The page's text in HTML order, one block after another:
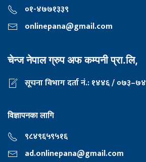
०१-४७७१३३९
onlinepana@gmail.com
चेन्ज नेपाल ग्रुप अफ कम्पनी प्रा.लि,
सूचना विभाग दर्ता नं.: १४४६ / ०७३–७४
विज्ञापनका लागि
९८४९६५९५१६
ad.onlinepana@gmail.com